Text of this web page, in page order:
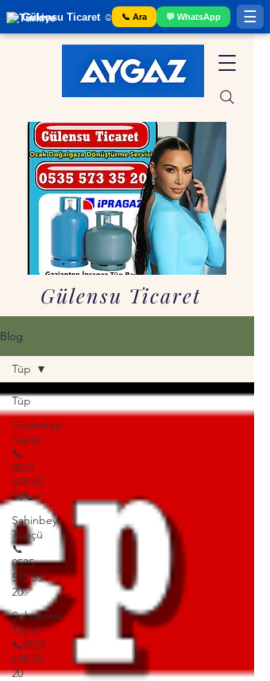
Gülensu Ticaret ☺️ Gaziantep Tüp Bayii
📞 Ara 💬 WhatsApp ☰
Gülensu Ticaret
Blog
Tüp
Gaziantep
Tüpçü
📞
0532
649 65
50📞✅
Şahinbey
Tüpçü
📞
0535
573 35
20✅
Şehitkamil
Tüpçü
📞0552
638 35
20
Tüp